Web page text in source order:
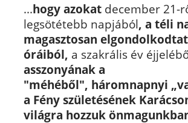
...hogy azokatdecember 21-
legsötétebb napjából, a téli
magasztosan
óráiból, a szakrális év
asszonyának a
"méhéből", háromnapnyi
a Fény születésének
világra hozzuk